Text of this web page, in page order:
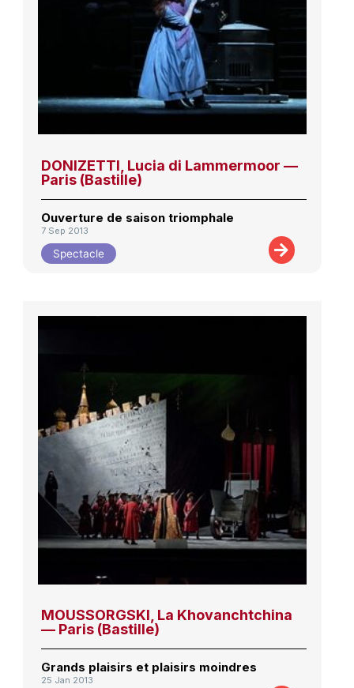
DONIZETTI, Lucia di Lammermoor —
Paris (Bastille)
Ouverture de saison triomphale
7 Sep 2013
Spectacle
MOUSSORGSKI, La Khovanchtchina
— Paris (Bastille)
Grands plaisirs et plaisirs moindres
25 Jan 2013